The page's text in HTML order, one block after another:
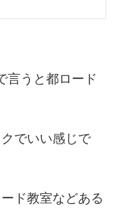
言うと都ロード
でいい感じで
ド教室などある